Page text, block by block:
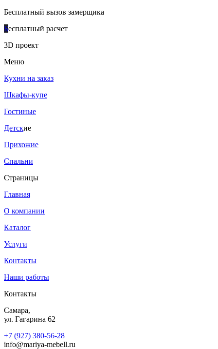
Бесплатный вызов замерщика
Бесплатный расчет
3D проект
Меню
Кухни на заказ
Шкафы-купе
Гостиные
Детские
Прихожие
Спальни
Страницы
Главная
О компании
Каталог
Услуги
Контакты
Наши работы
Контакты
Самара,
ул. Гагарина 62
+7 (927) 380-56-28
info@mariya-mebell.ru